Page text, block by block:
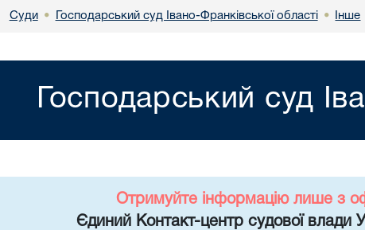
Суди • Господарський суд Івано-Франківської області • Інше
Господарський суд
Отримуйте інформацію лише з
Єдиний Контакт-центр судової влади